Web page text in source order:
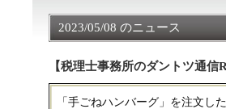
2023/05/08 のニュース
【税理士事務所のダントツ通信
「手ごねハンバーグ」を注文し